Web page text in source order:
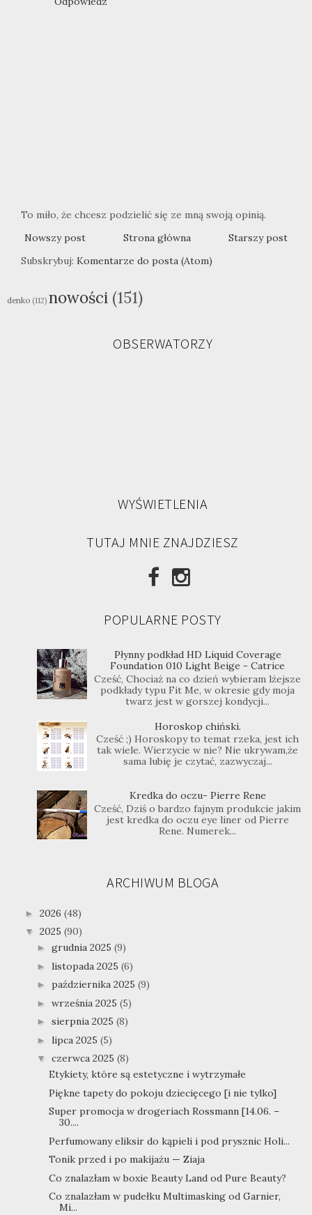
To miło, że chcesz podzielić się ze mną swoją opinią.
Nowszy post
Starszy post
Strona główna
Subskrybuj: Komentarze do posta (Atom)
denko (112) nowości (151)
OBSERWATORZY
WYŚWIETLENIA
TUTAJ MNIE ZNAJDZIESZ
POPULARNE POSTY
Płynny podkład HD Liquid Coverage
Foundation 010 Light Beige - Catrice
Cześć, Chociaż na co dzień wybieram lżejsze
podkłady typu Fit Me, w okresie gdy moja
twarz jest w gorszej kondycji...
Horoskop chiński.
Cześć ;) Horoskopy to temat rzeka, jest ich
tak wiele. Wierzycie w nie? Nie ukrywam,że
sama lubię je czytać, zazwyczaj...
Kredka do oczu- Pierre Rene
Cześć, Dziś o bardzo fajnym produkcie jakim
jest kredka do oczu eye liner od Pierre
Rene. Numerek...
ARCHIWUM BLOGA
► 2026 (48)
▼ 2025 (90)
► grudnia 2025 (9)
► listopada 2025 (6)
► października 2025 (9)
► września 2025 (5)
► sierpnia 2025 (8)
► lipca 2025 (5)
▼ czerwca 2025 (8)
Etykiety, które są estetyczne i wytrzymałe
Piękne tapety do pokoju dziecięcego [i nie tylko]
Super promocja w drogeriach Rossmann [14.06. –
30....
Perfumowany eliksir do kąpieli i pod prysznic Holi...
Tonik przed i po makijażu — Ziaja
Co znalazłam w boxie Beauty Land od Pure Beauty?
Co znalazłam w pudełku Multimasking od Garnier,
Mi...